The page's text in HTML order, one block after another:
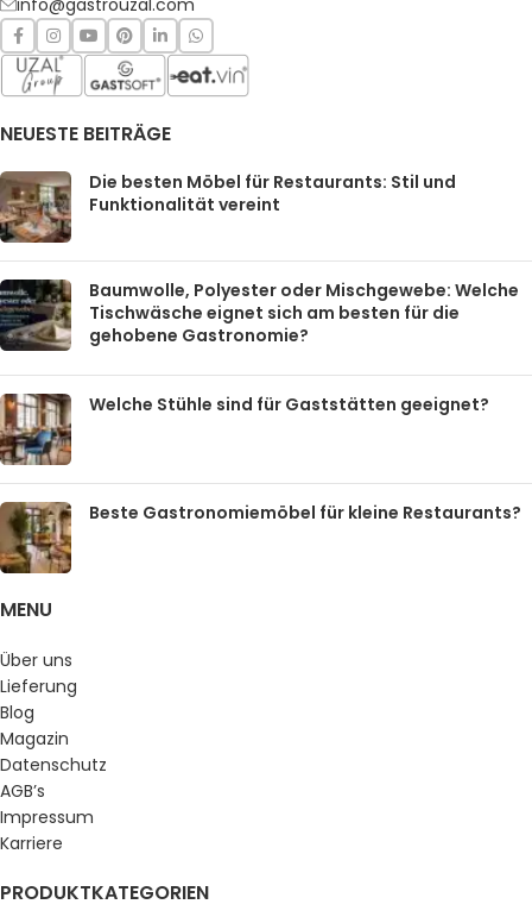
info@gastrouzal.com
NEUESTE BEITRÄGE
Die besten Möbel für Restaurants: Stil und
Funktionalität vereint
Baumwolle, Polyester oder Mischgewebe: Welche
Tischwäsche eignet sich am besten für die
gehobene Gastronomie?
Welche Stühle sind für Gaststätten geeignet?
Beste Gastronomiemöbel für kleine Restaurants?
MENU
Über uns
Lieferung
Blog
Magazin
Datenschutz
AGB’s
Impressum
Karriere
PRODUKTKATEGORIEN